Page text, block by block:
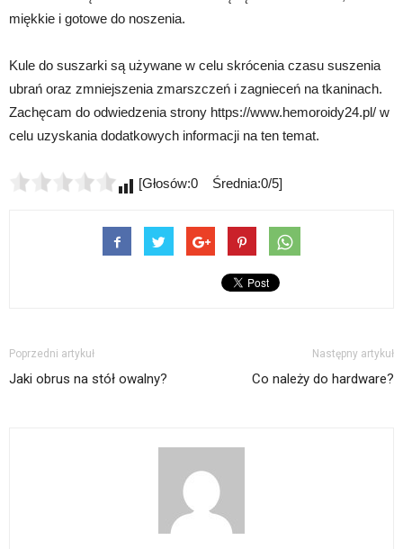
miękkie i gotowe do noszenia.
Kule do suszarki są używane w celu skrócenia czasu suszenia
ubrań oraz zmniejszenia zmarszczeń i zagnieceń na tkaninach.
Zachęcam do odwiedzenia strony https://www.hemoroidy24.pl/ w
celu uzyskania dodatkowych informacji na ten temat.
[Głosów:0 Średnia:0/5]
Poprzedni artykuł
Jaki obrus na stół owalny?
Następny artykuł
Co należy do hardware?